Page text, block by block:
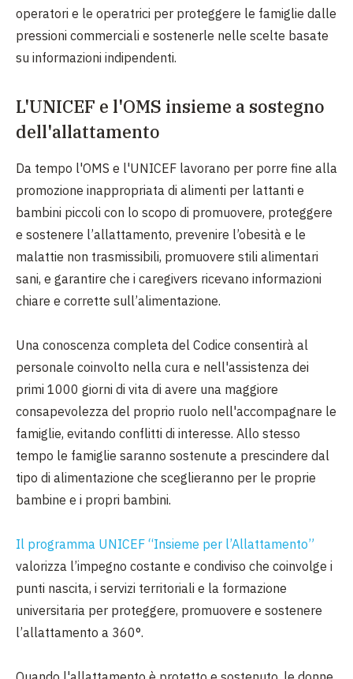
operatori e le operatrici per proteggere le famiglie dalle
pressioni commerciali e sostenerle nelle scelte basate
su informazioni indipendenti.
L'UNICEF e l'OMS insieme a sostegno
dell'allattamento
Da tempo l'OMS e l'UNICEF lavorano per porre fine alla
promozione inappropriata di alimenti per lattanti e
bambini piccoli con lo scopo di promuovere, proteggere
e sostenere l’allattamento, prevenire l’obesità e le
malattie non trasmissibili, promuovere stili alimentari
sani, e garantire che i caregivers ricevano informazioni
chiare e corrette sull’alimentazione.
Una conoscenza completa del Codice consentirà al
personale coinvolto nella cura e nell'assistenza dei
primi 1000 giorni di vita di avere una maggiore
consapevolezza del proprio ruolo nell'accompagnare le
famiglie, evitando conflitti di interesse. Allo stesso
tempo le famiglie saranno sostenute a prescindere dal
tipo di alimentazione che sceglieranno per le proprie
bambine e i propri bambini.
Il programma UNICEF “Insieme per l’Allattamento”
valorizza l’impegno costante e condiviso che coinvolge i
punti nascita, i servizi territoriali e la formazione
universitaria per proteggere, promuovere e sostenere
l’allattamento a 360°.